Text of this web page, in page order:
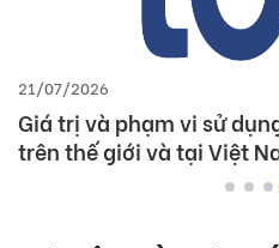
21/07/2026
Giá trị và phạm vi sử
trên thế giới và tại Việt